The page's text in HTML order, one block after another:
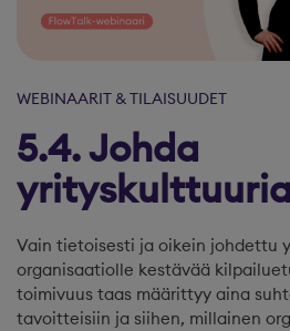
WEBINAARIT & TILAISUUDET
5.4. Johda
yrityskulttuuria
Vain tietoisesti ja oikein johdettu
organisaatiolle kestävää
toimivuus taas määrittyy aina
tavoitteisiin ja siihen, millainen